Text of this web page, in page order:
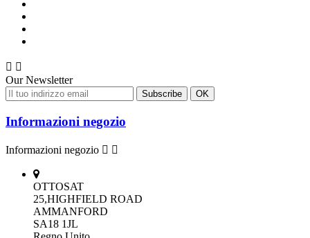
 
Our Newsletter
Informazioni negozio
Informazioni negozio  
OTTOSAT
25,HIGHFIELD ROAD
AMMANFORD
SA18 1JL